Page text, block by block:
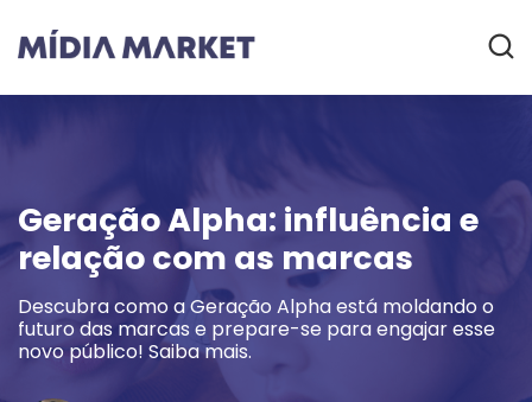
Geração Alpha: influência e
relação com as marcas
Descubra como a Geração Alpha está moldando o
futuro das marcas e prepare-se para engajar esse
novo público! Saiba mais.